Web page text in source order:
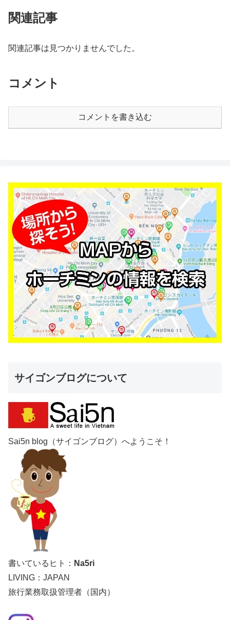
関連記事
関連記事は見つかりませんでした。
コメント
コメントを書き込む
サイゴンブログについて
Sai5n blog（サイゴンブログ）へようこそ！
書いているヒト： Na5ri
LIVING：JAPAN
旅行業務取扱管理者（国内）